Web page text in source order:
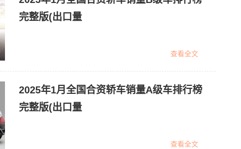
完整版(出口量
查看全文
2025年1月全国合资轿车销量A级车排行榜
完整版(出口量
查看全文